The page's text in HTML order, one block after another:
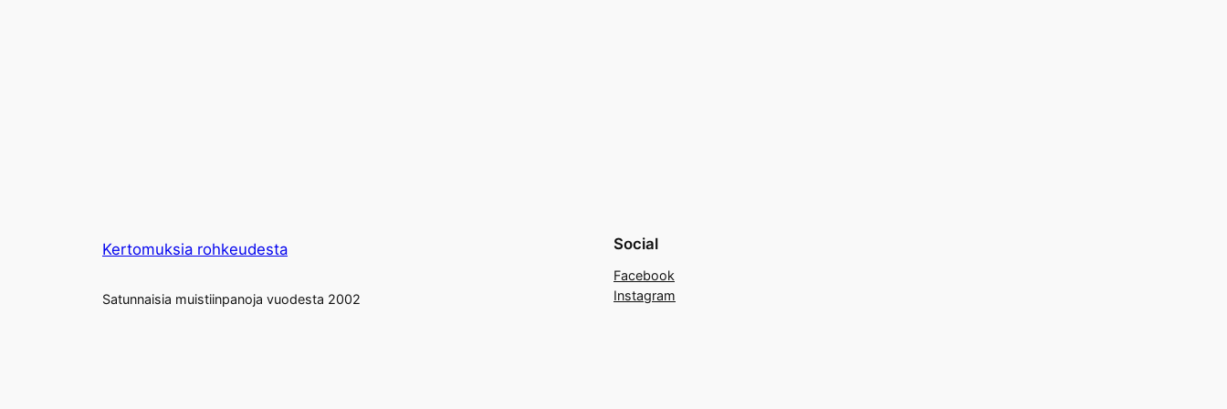
Kertomuksia rohkeudesta
Satunnaisia muistiinpanoja vuodesta 2002
Social
Facebook
Instagram